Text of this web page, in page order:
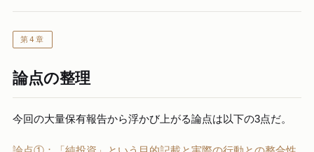
第4章
論点の整理
今回の大量保有報告から浮かび上がる論点は以下の3点だ。